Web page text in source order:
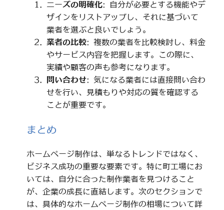
ニーズの明確化: 自分が必要とする機能やデ
ザインをリストアップし、それに基づいて
業者を選ぶと良いでしょう。
業者の比較: 複数の業者を比較検討し、料金
やサービス内容を把握します。この際に、
実績や顧客の声も参考になります。
問い合わせ: 気になる業者には直接問い合わ
せを行い、見積もりや対応の質を確認する
ことが重要です。
まとめ
ホームページ制作は、単なるトレンドではなく、
ビジネス成功の重要な要素です。特に町工場にお
いては、自分に合った制作業者を見つけること
が、企業の成長に直結します。次のセクションで
は、具体的なホームページ制作の相場について詳